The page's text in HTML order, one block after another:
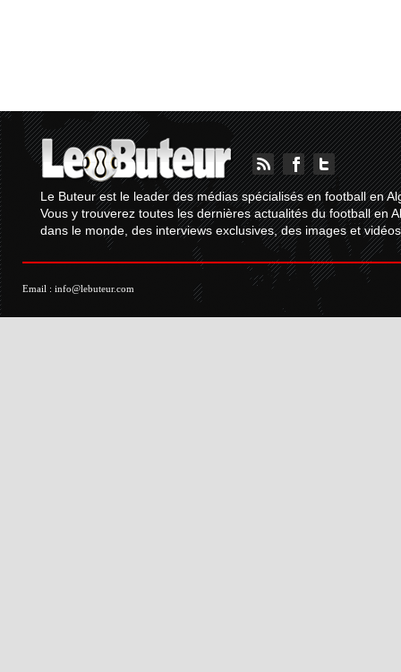
Le Buteur est le leader des médias spécialisés en football en
Vous y trouverez toutes les dernières actualités du football en
dans le monde, des interviews exclusives, des images et
Email : info@lebuteur.com